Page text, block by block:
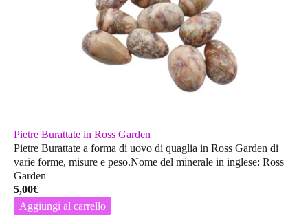
Pietre Burattate in Ross Garden
Pietre Burattate a forma di uovo di quaglia in Ross Garden di
varie forme, misure e peso.Nome del minerale in inglese: Ross
Garden
5,00€
Aggiungi al carrello